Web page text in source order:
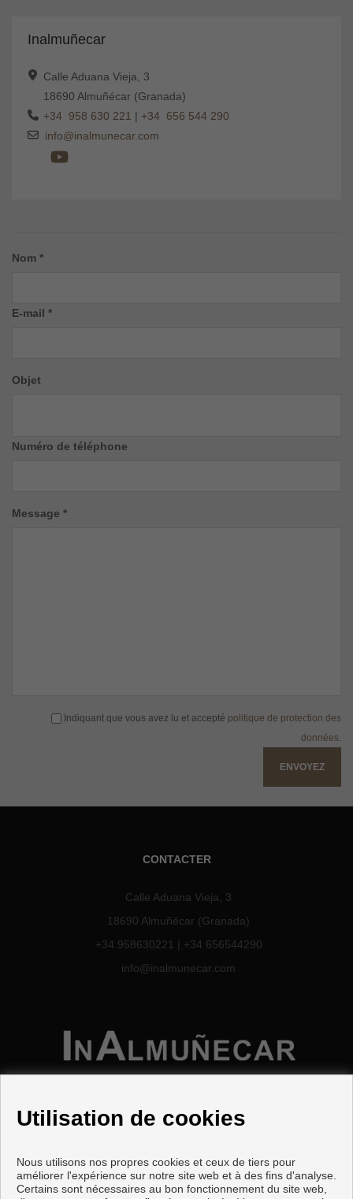
Inalmuñecar
Calle Aduana Vieja, 3
18690 Almuñécar (Granada)
+34 958 630 221 | +34 656 544 290
info@inalmunecar.com
Nom *
E-mail *
Objet
Numéro de téléphone
Message *
Indiquant que vous avez lu et accepté politique de protection des
données.
CONTACTER
Calle Aduana Vieja, 3
18690 Almuñécar (Granada)
+34 958630221 | +34 656544290
info@inalmunecar.com
Appartements et maisons à vendre à Almuñécar
Utilisation de cookies
Nous utilisons nos propres cookies et ceux de tiers pour
améliorer l'expérience sur notre site web et à des fins d'analyse.
Certains sont nécessaires au bon fonctionnement du site web,